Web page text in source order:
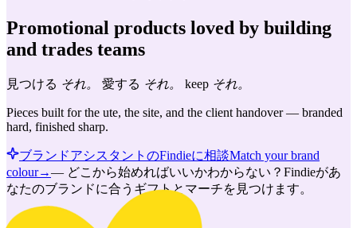
Promotional products loved by building
and trades teams
見つける それ。 愛する それ。 keep それ。
Pieces built for the ute, the site, and the client handover — branded
hard, finished sharp.
ブランドアシスタントのFindieに相談Match your brand
colour→— どこから始めればいいかわからない？Findieがあ
なたのブランドに合うギフトとマーチを見つけます。